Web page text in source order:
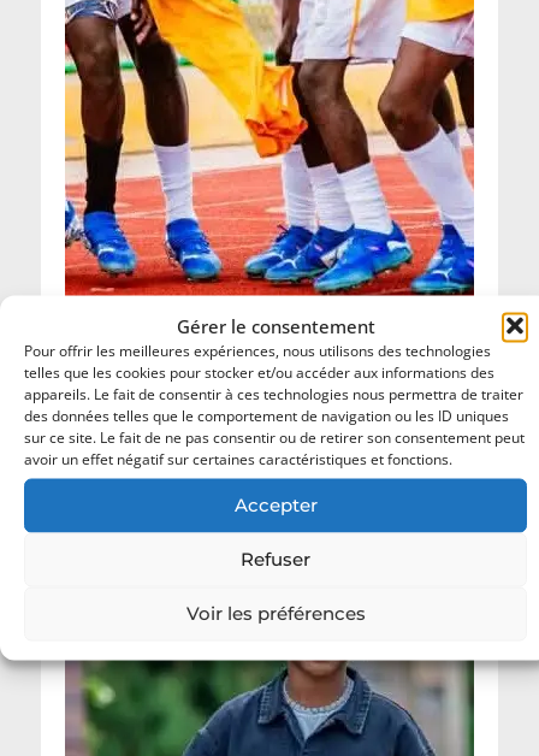
Gérer le consentement
Pour offrir les meilleures expériences, nous utilisons des technologies
telles que les cookies pour stocker et/ou accéder aux informations des
appareils. Le fait de consentir à ces technologies nous permettra de traiter
des données telles que le comportement de navigation ou les ID uniques
sur ce site. Le fait de ne pas consentir ou de retirer son consentement peut
avoir un effet négatif sur certaines caractéristiques et fonctions.
Accepter
Refuser
Voir les préférences
Championnat National Scolaire 2026 : les
champions de football désormais connus.
18 juillet 2026